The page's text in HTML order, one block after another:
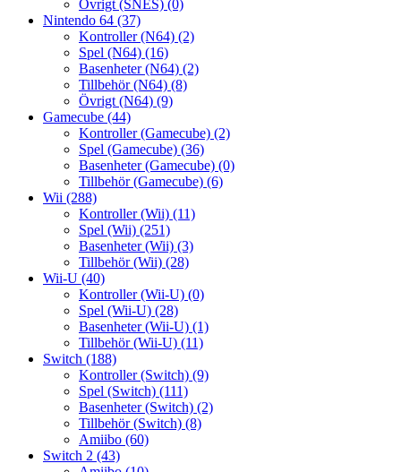
Övrigt (SNES) (0)
Nintendo 64 (37)
Kontroller (N64) (2)
Spel (N64) (16)
Basenheter (N64) (2)
Tillbehör (N64) (8)
Övrigt (N64) (9)
Gamecube (44)
Kontroller (Gamecube) (2)
Spel (Gamecube) (36)
Basenheter (Gamecube) (0)
Tillbehör (Gamecube) (6)
Wii (288)
Kontroller (Wii) (11)
Spel (Wii) (251)
Basenheter (Wii) (3)
Tillbehör (Wii) (28)
Wii-U (40)
Kontroller (Wii-U) (0)
Spel (Wii-U) (28)
Basenheter (Wii-U) (1)
Tillbehör (Wii-U) (11)
Switch (188)
Kontroller (Switch) (9)
Spel (Switch) (111)
Basenheter (Switch) (2)
Tillbehör (Switch) (8)
Amiibo (60)
Switch 2 (43)